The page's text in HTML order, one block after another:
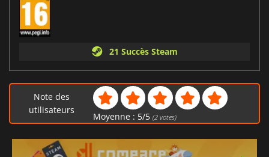
21 Succès Steam
Note des
utilisateurs
Moyenne : 5/5 (2votes)